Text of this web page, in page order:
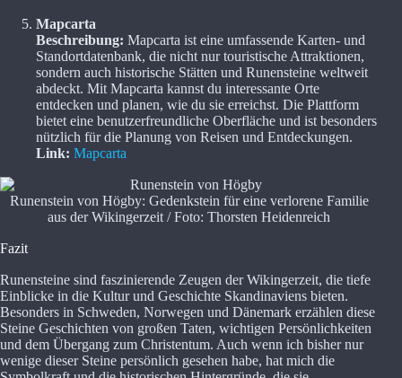
Mapcarta
Beschreibung: Mapcarta ist eine umfassende Karten- und
Standortdatenbank, die nicht nur touristische Attraktionen,
sondern auch historische Stätten und Runensteine weltweit
abdeckt. Mit Mapcarta kannst du interessante Orte
entdecken und planen, wie du sie erreichst. Die Plattform
bietet eine benutzerfreundliche Oberfläche und ist besonders
nützlich für die Planung von Reisen und Entdeckungen.
Link: Mapcarta
Runenstein von Högby: Gedenkstein für eine verlorene Familie
aus der Wikingerzeit / Foto: Thorsten Heidenreich
Fazit
Runensteine sind faszinierende Zeugen der Wikingerzeit, die tiefe
Einblicke in die Kultur und Geschichte Skandinaviens bieten.
Besonders in Schweden, Norwegen und Dänemark erzählen diese
Steine Geschichten von großen Taten, wichtigen Persönlichkeiten
und dem Übergang zum Christentum. Auch wenn ich bisher nur
wenige dieser Steine persönlich gesehen habe, hat mich die